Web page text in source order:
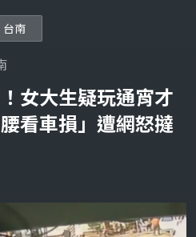
台南
女大生疑玩通宵才
看車損」遭網怒撻